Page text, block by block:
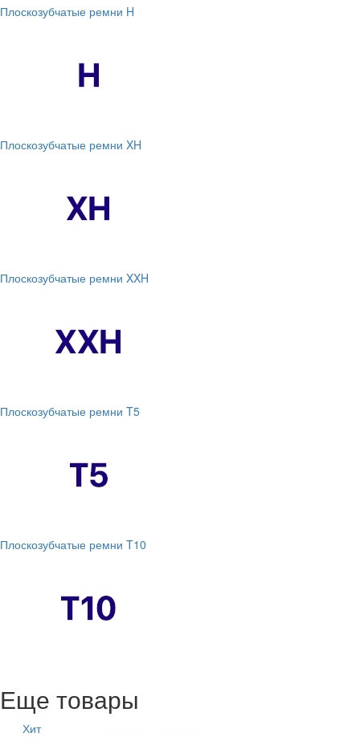
Плоскозубчатые ремни H
Плоскозубчатые ремни XH
Плоскозубчатые ремни XXH
Плоскозубчатые ремни T5
Плоскозубчатые ремни T10
Еще товары
Хит